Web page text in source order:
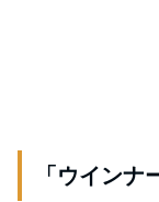
「ウイン